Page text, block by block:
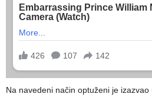
Na navedeni način optuženi je